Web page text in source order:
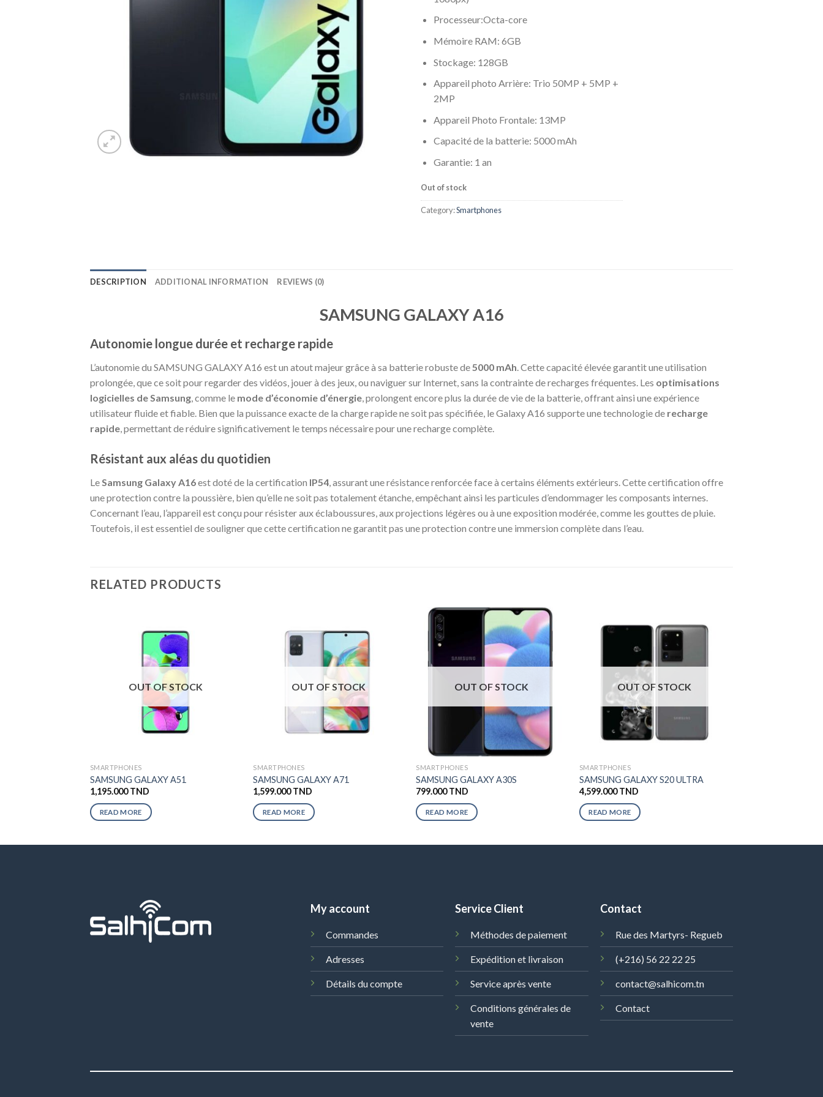
Processeur:Octa-core
Mémoire RAM: 6GB
Stockage: 128GB
Appareil photo Arrière: Trio 50MP + 5MP +
2MP
Appareil Photo Frontale: 13MP
Capacité de la batterie: 5000 mAh
Garantie: 1 an
Out of stock
Category:Smartphones
DESCRIPTION ADDITIONAL INFORMATION REVIEWS (0)
SAMSUNG GALAXY A16
Autonomie longue durée et recharge rapide
L’autonomie du SAMSUNG GALAXY A16 est un atout majeur grâce à sa batterie robuste de5000 mAh. Cette capacité élevée garantit une utilisation
prolongée, que ce soit pour regarder des vidéos, jouer à des jeux, ou naviguer sur Internet, sans la contrainte de recharges fréquentes. Les optimisations
logicielles de Samsung, comme le mode d’économie d’énergie, prolongent encore plus la durée de vie de la batterie, offrant ainsi une expérience
utilisateur fluide et fiable. Bien que la puissance exacte de la charge rapide ne soit pas spécifiée, le Galaxy A16 supporte une technologie de recharge
rapide, permettant de réduire significativement le temps nécessaire pour une recharge complète.
Résistant aux aléas du quotidien
Le Samsung Galaxy A16est doté de la certification IP54 , assurant une résistance renforcée face à certains éléments extérieurs. Cette certification offre
une protection contre la poussière, bien qu’elle ne soit pas totalement étanche, empêchant ainsi les particules d’endommager les composants internes.
Concernant l’eau, l’appareil est conçu pour résister aux éclaboussures, aux projections légères ou à une exposition modérée, comme les gouttes de pluie.
Toutefois, il est essentiel de souligner que cette certification ne garantit pas une protection contre une immersion complète dans l’eau.
RELATED PRODUCTS
OUT OF STOCK
SMARTPHONES
SAMSUNG GALAXY A51
1,195.000TND
READ MORE
OUT OF STOCK
SMARTPHONES
SAMSUNG GALAXY A71
1,599.000TND
READ MORE
OUT OF STOCK
SMARTPHONES
SAMSUNG GALAXY A30S
799.000TND
READ MORE
OUT OF STOCK
SMARTPHONES
SAMSUNG GALAXY S20 ULTRA
4,599.000TND
READ MORE
My account
Commandes
Adresses
Détails du compte
Service Client
Méthodes de paiement
Expédition et livraison
Service après vente
Conditions générales de
vente
Contact
Rue des Martyrs- Regueb
(+216) 56 22 22 25
contact@salhicom.tn
Contact